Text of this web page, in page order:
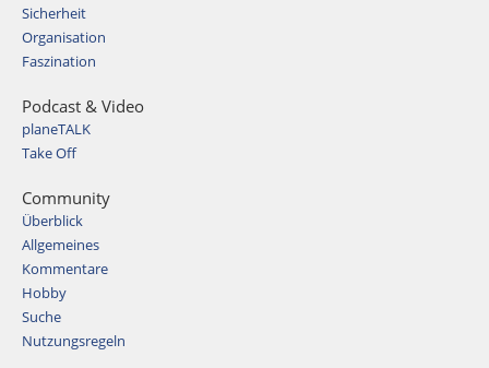
Sicherheit
Organisation
Faszination
Podcast & Video
planeTALK
Take Off
Community
Überblick
Allgemeines
Kommentare
Hobby
Suche
Nutzungsregeln